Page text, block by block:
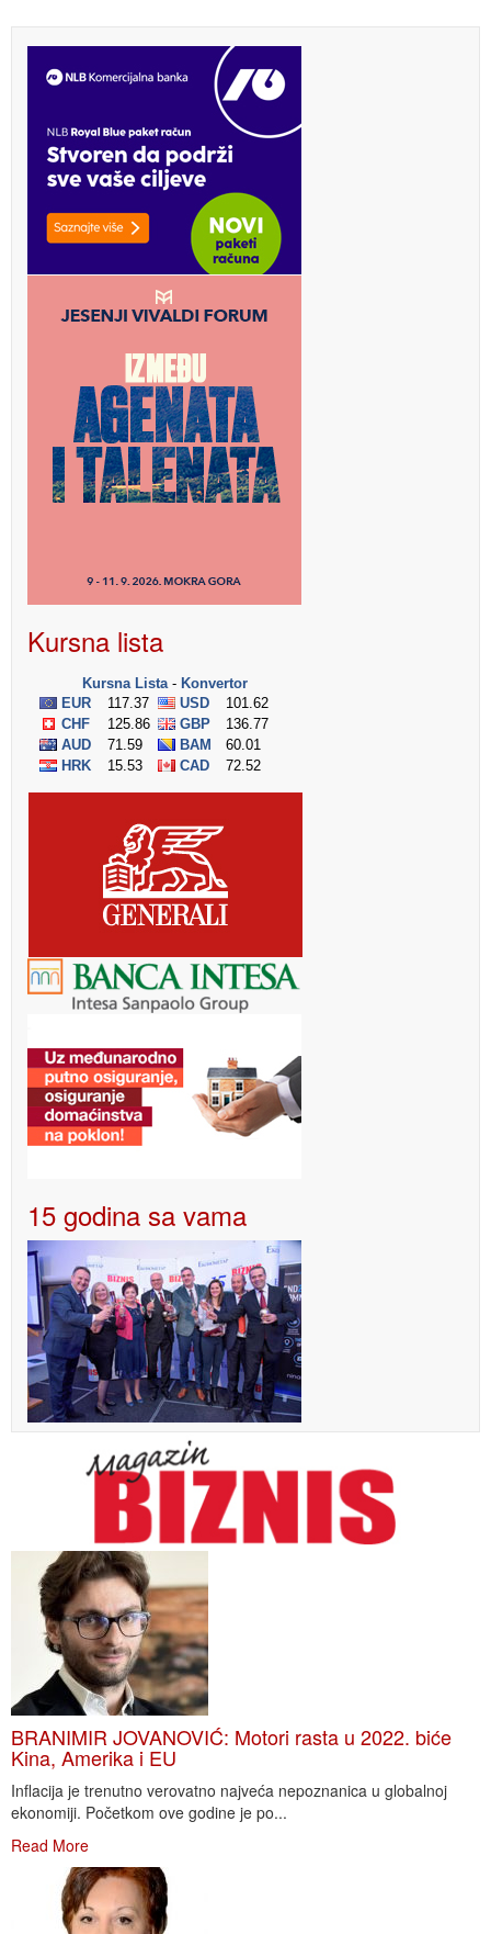
Kursna lista
15 godina sa vama
BRANIMIR JOVANOVIĆ: Motori rasta u 2022. biće
Kina, Amerika i EU
Inflacija je trenutno verovatno najveća nepoznanica u globalnoj
ekonomiji. Početkom ove godine je po...
Read More